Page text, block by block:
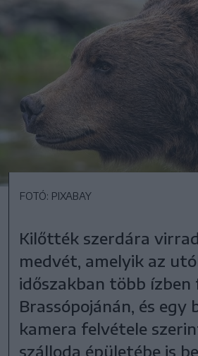
FOTÓ: PIXABAY
Kilőtték szerdára
medvét, amelyik az
időszakban több
Brassópojánán, és egy
kamera felvétele
szálloda épületébe is